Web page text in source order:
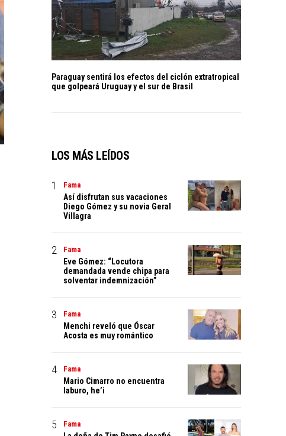
Paraguay sentirá los efectos del ciclón extratropical
que golpeará Uruguay y el sur de Brasil
LOS MÁS LEÍDOS
Fama
Así disfrutan sus vacaciones
Diego Gómez y su novia Geral
Villagra
Fama
Eve Gómez: “Locutora
demandada vende chipa para
solventar indemnización”
Fama
Menchi reveló que Óscar
Acosta es muy romántico
Fama
Mario Cimarro no encuentra
laburo, he’i
Fama